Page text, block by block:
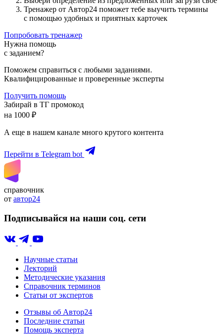
Тренажер от Автор24 поможет тебе выучить термины
с помощью удобных и приятных карточек
Попробовать тренажер
Нужна помощь
с заданием?
Поможем справиться с любыми заданиями.
Квалифицированные и проверенные эксперты
Получить помощь
Забирай в ТГ промокод
на 1000 ₽
А еще в нашем канале много крутого контента
Перейти в Telegram bot
справочник
от автор24
Подписывайся на наши соц. сети
Научные статьи
Лекторий
Методические указания
Справочник терминов
Статьи от экспертов
Отзывы об Автор24
Последние статьи
Помощь эксперта